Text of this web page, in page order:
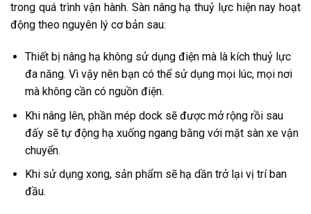
trong quá trình vận hành. Sàn nâng hạ thuỷ lực hiện nay hoạt
động theo nguyên lý cơ bản sau:
Thiết bị nâng hạ không sử dụng điện mà là kích thuỷ lực
đa năng. Vì vậy nên bạn có thể sử dụng mọi lúc, mọi nơi
mà không cần có nguồn điện.
Khi nâng lên, phần mép dock sẽ được mở rộng rồi sau
đấy sẽ tự động hạ xuống ngang bằng với mặt sàn xe vận
chuyển.
Khi sử dụng xong, sản phẩm sẽ hạ dần trở lại vị trí ban
đầu.